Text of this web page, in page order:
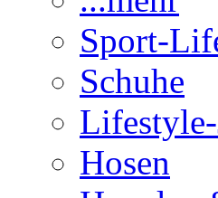
Sport-
Schuhe
Hosen